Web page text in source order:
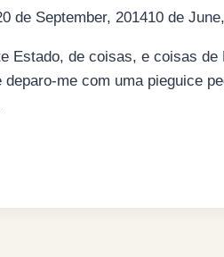
de September, 201410 de
Estado, de coisas, e coisas
deparo-me com uma pieguice